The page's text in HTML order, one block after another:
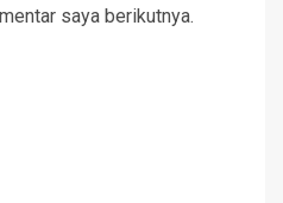
saya berikutnya.